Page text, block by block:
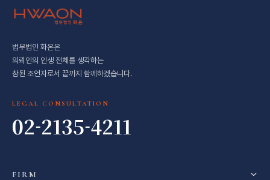
법무법인 화온은
의뢰인의 인생 전체를 생각하는
참된 조언자로서 끝까지 함께하겠습니다.
LEGAL CONSULTATION
02-2135-4211
FIRM